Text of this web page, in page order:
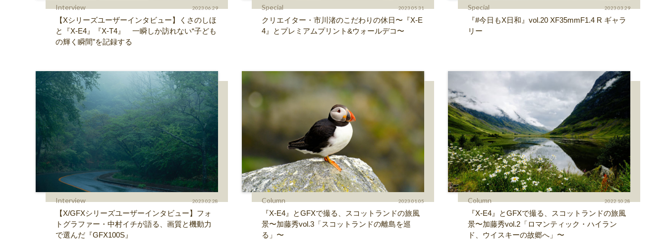
Interview 2023.06.29
【Xシリーズユーザーインタビュー】くさのしほ
と『X-E4』『X-T4』 一瞬しか訪れない“子ども
の輝く瞬間”を記録する
Special 2023.05.31
クリエイター・市川渚のこだわりの休日〜『X-E
4』とプレミアムプリント&ウォールデコ〜
Special 2023.03.29
『#今日もX日和』vol.20 XF35mmF1.4 R ギャラ
リー
Interview 2023.02.28
【X/GFXシリーズユーザーインタビュー】フォ
トグラファー・中村イチが語る、画質と機動力
で選んだ『GFX100S』
Column 2023.01.05
『X-E4』とGFXで撮る、スコットランドの旅風
景〜加藤秀vol.3「スコットランドの離島を巡
る」〜
Column 2022.10.28
『X-E4』とGFXで撮る、スコットランドの旅風
景〜加藤秀vol.2「ロマンティック・ハイラン
ド、ウイスキーの故郷へ」〜